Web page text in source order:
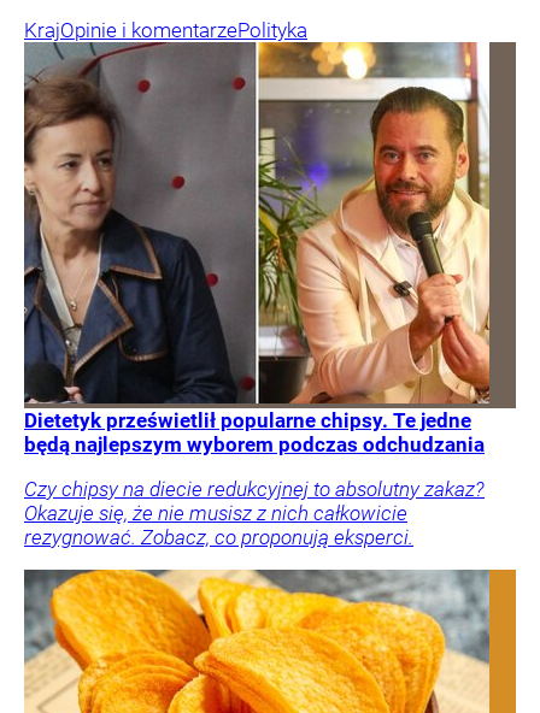
KrajOpinie i komentarzePolityka
Dietetyk prześwietlił popularne chipsy. Te jedne
będą najlepszym wyborem podczas odchudzania
Czy chipsy na diecie redukcyjnej to absolutny zakaz?
Okazuje się, że nie musisz z nich całkowicie
rezygnować. Zobacz, co proponują eksperci.